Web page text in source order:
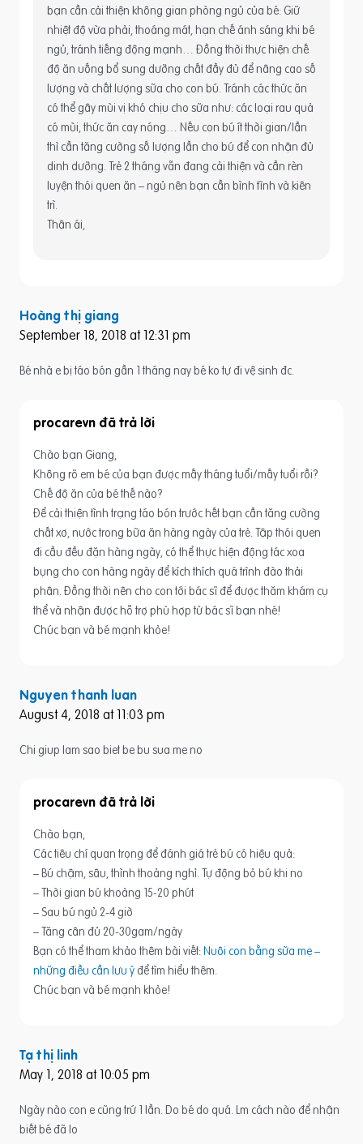
bạn cần cải thiện không gian phòng ngủ của bé: Giữ
nhiệt độ vừa phải, thoáng mát, hạn chế ánh sáng khi bé
ngủ, tránh tiếng động mạnh… Đồng thời thực hiện chế
độ ăn uống bổ sung dưỡng chất đầy đủ để nâng cao số
lượng và chất lượng sữa cho con bú. Tránh các thức ăn
có thể gây mùi vị khó chịu cho sữa như: các loại rau quả
có mùi, thức ăn cay nóng… Nếu con bú ít thời gian/lần
thì cần tăng cường số lượng lần cho bú để con nhận đủ
dinh dưỡng. Trẻ 2 tháng vẫn đang cải thiện và cần rèn
luyện thói quen ăn – ngủ nên bạn cần bình tĩnh và kiên
trì.
Thân ái,
Hoàng thị giang
September 18, 2018 at 12:31 pm
Bé nhà e bị táo bón gần 1 tháng nay bé ko tự đi vệ sinh đc.
procarevn
Chào bạn Giang,
Không rõ em bé của bạn được mấy tháng tuổi/mấy tuổi rồi?
Chế độ ăn của bé thế nào?
Để cải thiện tình trạng táo bón trước hết bạn cần tăng cường
chất xơ, nước trong bữa ăn hàng ngày của trẻ. Tập thói quen
đi cầu đều đặn hàng ngày, có thể thực hiện động tác xoa
bụng cho con hàng ngày để kích thích quá trình đào thải
phân. Đồng thời nên cho con tới bác sĩ để được thăm khám cụ
thể và nhận được hỗ trợ phù hợp từ bác sĩ bạn nhé!
Chúc bạn và bé mạnh khỏe!
Nguyen thanh luan
August 4, 2018 at 11:03 pm
Chi giup lam sao biet be bu sua me no
procarevn
Chào bạn,
Các tiêu chí quan trọng để đánh giá trẻ bú có hiệu quả:
– Bú chậm, sâu, thình thoảng nghỉ. Tự động bỏ bú khi no
– Thời gian bú khoảng 15-20 phút
– Sau bú ngủ 2-4 giờ
– Tăng cân đủ 20-30gam/ngày
Bạn có thể tham khảo thêm bài viết:Nuôi con bằng sữa mẹ –
những điều cần lưu ý để tìm hiểu thêm.
Chúc bạn và bé mạnh khỏe!
Tạ thị linh
May 1, 2018 at 10:05 pm
Ngày nào con e cũng trứ 1 lần. Do bé do quá. Lm cách nào để nhận
biết bé đã lo